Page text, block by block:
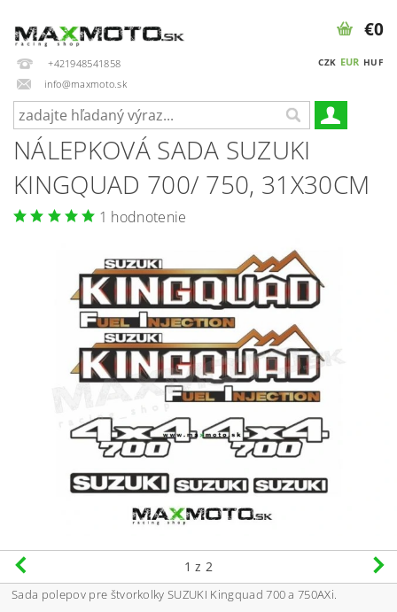
+421948541858
info@maxmoto.sk
CZK EUR HUF
€0
NÁLEPKOVÁ SADA SUZUKI
KINGQUAD 700/ 750, 31X30CM
1 hodnotenie
1 z 2
Sada polepov pre štvorkolky SUZUKI Kingquad 700 a 750AXi.